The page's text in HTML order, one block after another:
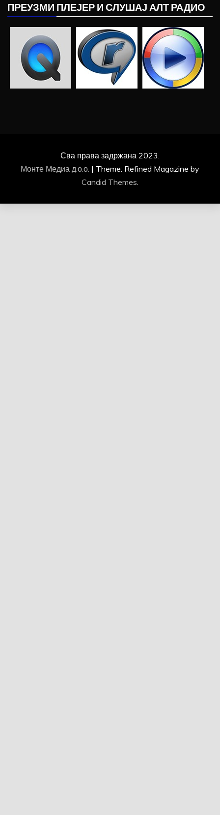
ПРЕУЗМИ ПЛЕЈЕР И СЛУШАЈ АЛТ РАДИО
Сва права задржана 2023.
Монте Медиа д.о.о. | Theme: Refined Magazine by
Candid Themes.